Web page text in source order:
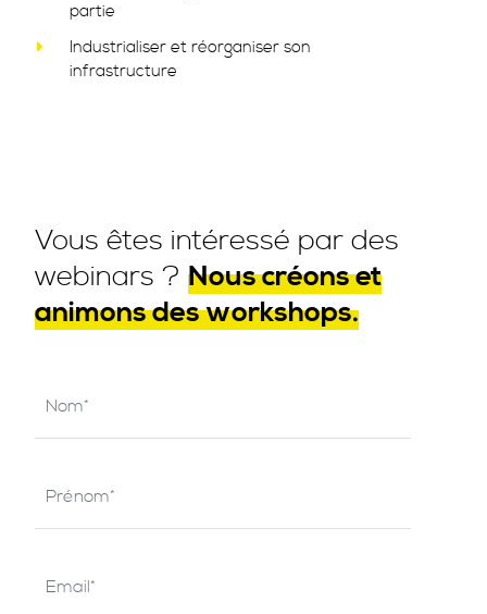
partie
Industrialiser et réorganiser son
infrastructure
Vous êtes intéressé par des
webinars ? Nous créons et
animons des workshops.